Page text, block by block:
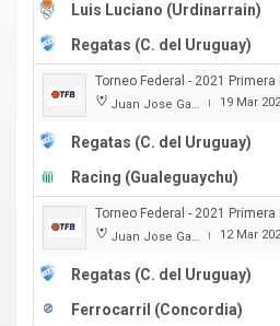
Luis Luciano (Urdinarrain)
Regatas (C. del Uruguay)
Torneo Federal - 2021
Juan Jose Garro | 19 Mar
Regatas (C. del Uruguay)
Racing (Gualeguaychu)
Torneo Federal - 2021
Juan Jose Garro | 12 Mar
Regatas (C. del Uruguay)
Ferrocarril (Concordia)